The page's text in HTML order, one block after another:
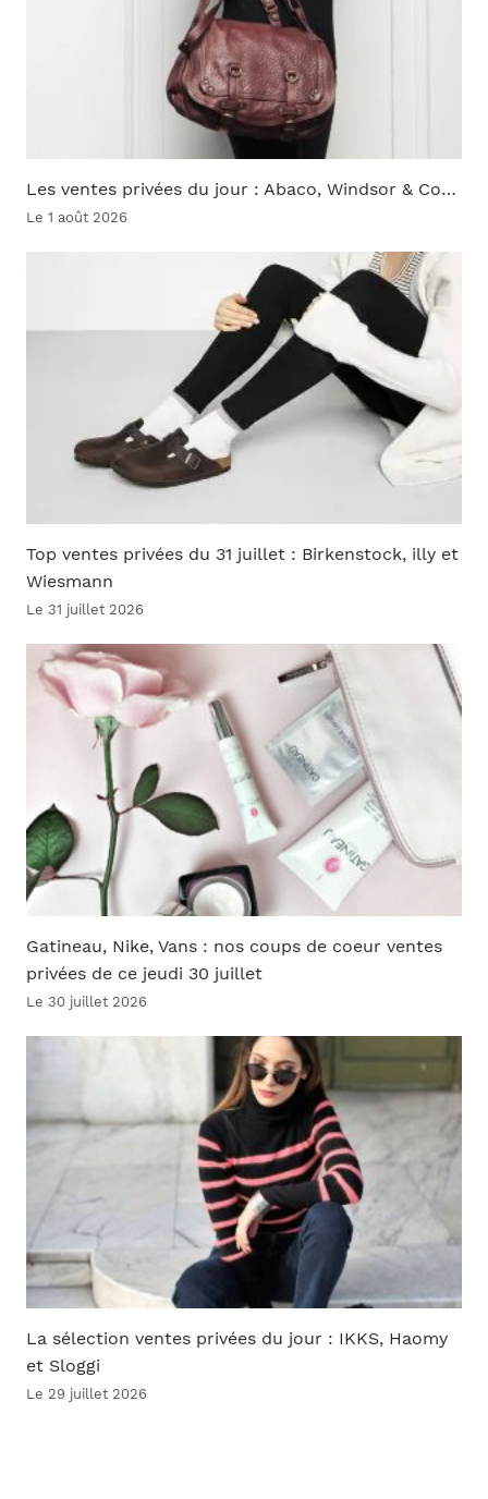
Les ventes privées du jour : Abaco, Windsor & Co…
Le 1 août 2026
Top ventes privées du 31 juillet : Birkenstock, illy et
Wiesmann
Le 31 juillet 2026
Gatineau, Nike, Vans : nos coups de coeur ventes
privées de ce jeudi 30 juillet
Le 30 juillet 2026
La sélection ventes privées du jour : IKKS, Haomy
et Sloggi
Le 29 juillet 2026